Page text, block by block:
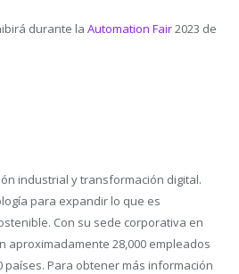
durante la Automation Fair2023 de
industrial y transformación digital.
para expandir lo que es
Con su sede corporativa en
aproximadamente 28,000 empleados
Para obtener más información